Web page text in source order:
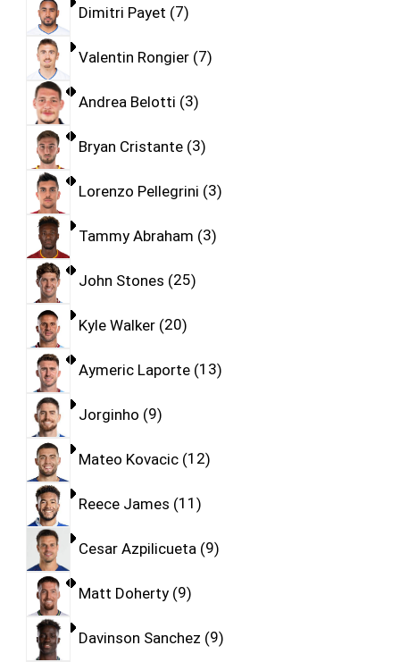
Dimitri Payet 7
Valentin Rongier 7
Andrea Belotti 3
Bryan Cristante 3
Lorenzo Pellegrini 3
Tammy Abraham 3
John Stones 25
Kyle Walker 20
Aymeric Laporte 13
Jorginho 9
Mateo Kovacic 12
Reece James 11
Cesar Azpilicueta 9
Matt Doherty 9
Davinson Sanchez 9